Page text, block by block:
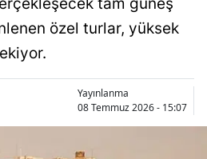
Antalya
Artvin
Balıkesir
özel turlar, yüksek
Yayınlanma
08 Temmuz 2026 - 15:07